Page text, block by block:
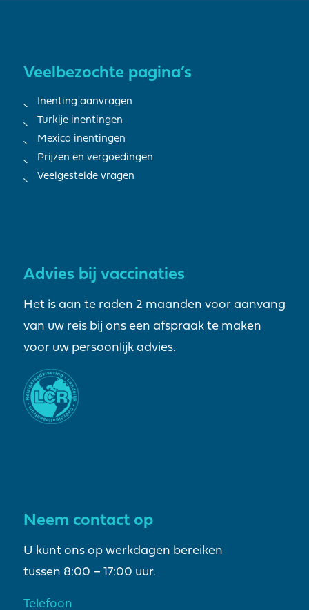
Veelbezochte pagina’s
Inenting aanvragen
Turkije inentingen
Mexico inentingen
Prijzen en vergoedingen
Veelgestelde vragen
Advies bij vaccinaties
Het is aan te raden 2 maanden voor aanvang
van uw reis bij ons een afspraak te maken
voor uw persoonlijk advies.
Neem contact op
U kunt ons op werkdagen bereiken
tussen 8:00 – 17:00 uur.
Telefoon